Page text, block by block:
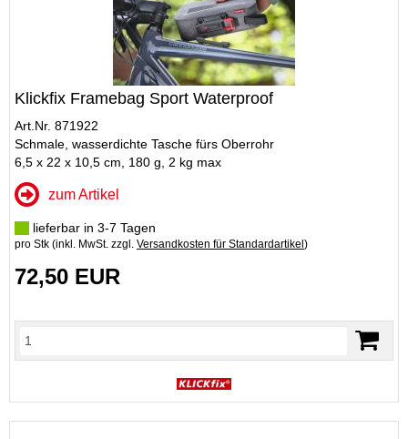
Klickfix Framebag Sport Waterproof
Art.Nr. 871922
Schmale, wasserdichte Tasche fürs Oberrohr
6,5 x 22 x 10,5 cm, 180 g, 2 kg max
zum Artikel
lieferbar in 3-7 Tagen
pro Stk (inkl. MwSt. zzgl. Versandkosten für Standardartikel)
72,50 EUR